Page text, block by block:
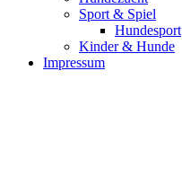
Sport & Spiel
Hundesport
Kinder & Hunde
Impressum